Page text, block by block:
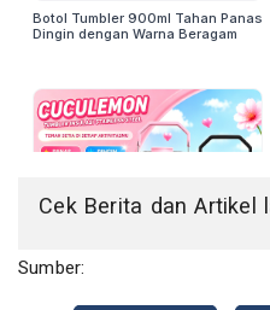
Cek Berita dan Artikel
Sumber: